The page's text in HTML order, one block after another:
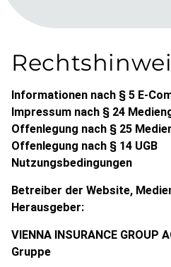
Informa­tionen nach § 5 E-
Impressum nach § 24
Offenlegung nach § 25
Offenlegung nach § 14 UGB
Nutzungs­be­din­gungen
Betreiber der Website,
Herausgeber:
VIENNA INSURANCE GROUP
Gruppe